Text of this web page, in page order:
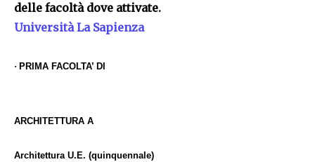
delle facoltà dove attivate.
Università La Sapienza
· PRIMA FACOLTA’ DI
ARCHITETTURA A
Architettura U.E. (quinquennale)